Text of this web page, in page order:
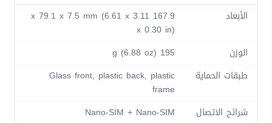
الأبعاد
167.9 x 79.1 x 7.5 mm (6.61 x 3.11
x 0.30 in)
الوزن
195 g (6.88 oz)
طبقات الحماية
Glass front, plastic back, plastic
frame
شرائح الاتصال
Nano-SIM + Nano-SIM